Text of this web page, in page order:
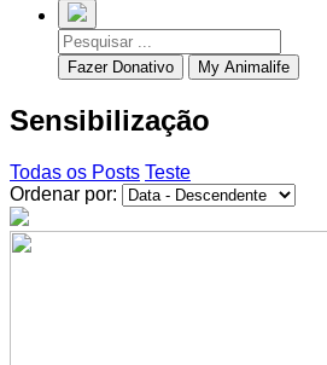
Fazer Donativo My Animalife
Sensibilização
Todas os Posts Teste
Ordenar por: